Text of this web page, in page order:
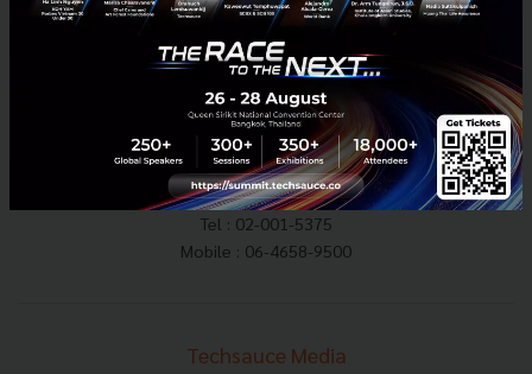
E-mail :contact@techsauce.co
Tel : 02-001-5375
Mobile : 06-4658-9500
Techsauce Media